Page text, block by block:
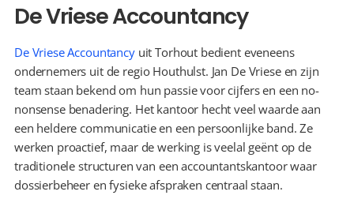
De Vriese Accountancy
De Vriese Accountancy uit Torhout bedient eveneens
ondernemers uit de regio Houthulst. Jan De Vriese en zijn
team staan bekend om hun passie voor cijfers en een no-
nonsense benadering. Het kantoor hecht veel waarde aan
een heldere communicatie en een persoonlijke band. Ze
werken proactief, maar de werking is veelal geënt op de
traditionele structuren van een accountantskantoor waar
dossierbeheer en fysieke afspraken centraal staan.